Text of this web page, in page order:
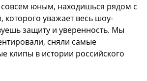
совсем юным, находишься рядом с
которого уважает весь шоу-
защиту и уверенность. Мы
сняли самые
клипы в истории российского